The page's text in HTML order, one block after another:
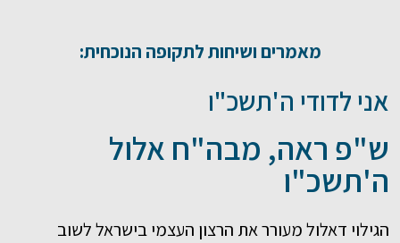
מאמרים ושיחות לתקופה הנוכחית:
אני לדודי ה'תשכ"ו
ש"פ ראה, מבה"ח אלול
ה'תשכ"ו
הגילוי דאלול מעורר את הרצון העצמי בישראל לשוב